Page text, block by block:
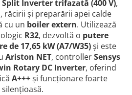
calda
Inverter trifazată (400 V),
răcirii și preparării apei calde
cu un boiler extern. Utilizează
R32, dezvoltă o putere
de 17,65 kW (A7/W35)și este
Ariston NET, controllerSensys
Rotary DC Inverter, oferind
A+++și funcționare foarte
silențioasă.